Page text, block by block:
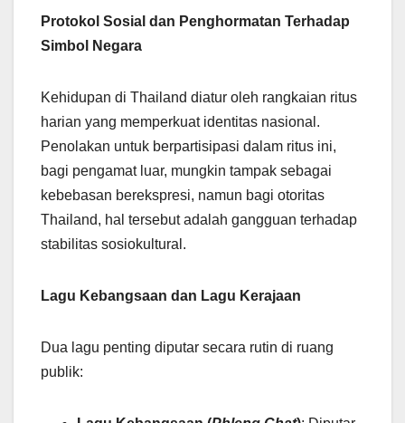
Protokol Sosial dan Penghormatan Terhadap
Simbol Negara
Kehidupan di Thailand diatur oleh rangkaian ritus
harian yang memperkuat identitas nasional.
Penolakan untuk berpartisipasi dalam ritus ini,
bagi pengamat luar, mungkin tampak sebagai
kebebasan berekspresi, namun bagi otoritas
Thailand, hal tersebut adalah gangguan terhadap
stabilitas sosiokultural.
Lagu Kebangsaan dan Lagu Kerajaan
Dua lagu penting diputar secara rutin di ruang
publik: